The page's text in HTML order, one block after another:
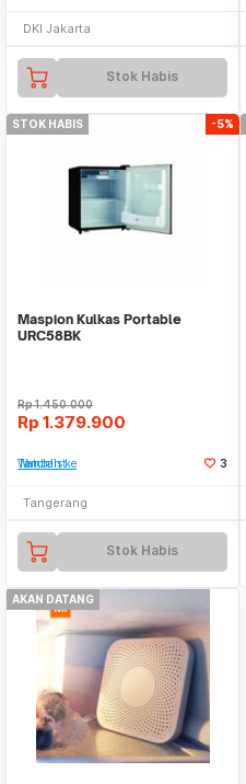
DKI Jakarta
Stok Habis
STOK HABIS -5%
Maspion Kulkas Portable
URC58BK
Rp1.450.000
Rp 1.379.900
Tambah ke Watchlist 3
Tangerang
Stok Habis
AKAN DATANG